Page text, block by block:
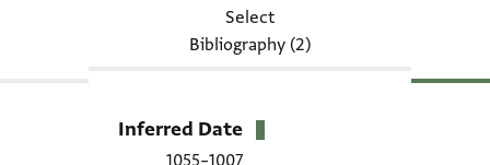
Select
Bibliography (2)
Inferred Date